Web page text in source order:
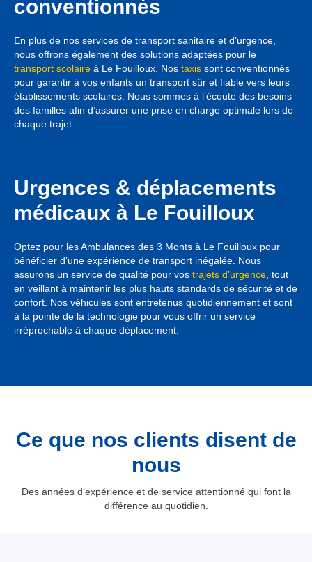
conventionnés
En plus de nos services de transport sanitaire et d’urgence,
nous offrons également des solutions adaptées pour le
transport scolaire à Le Fouilloux. Nos taxis sont conventionnés
pour garantir à vos enfants un transport sûr et fiable vers leurs
établissements scolaires. Nous sommes à l’écoute des besoins
des familles afin d’assurer une prise en charge optimale lors de
chaque trajet.
Urgences & déplacements
médicaux à Le Fouilloux
Optez pour les Ambulances des 3 Monts à Le Fouilloux pour
bénéficier d’une expérience de transport inégalée. Nous
assurons un service de qualité pour vos trajets d’urgence, tout
en veillant à maintenir les plus hauts standards de sécurité et de
confort. Nos véhicules sont entretenus quotidiennement et sont
à la pointe de la technologie pour vous offrir un service
irréprochable à chaque déplacement.
Ce que nos clients disent de
nous
Des années d’expérience et de service attentionné qui font la
différence au quotidien.